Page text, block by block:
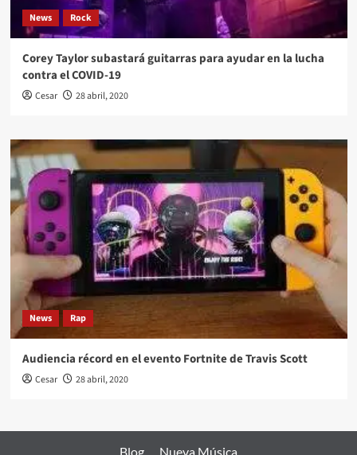
News Rock
Corey Taylor subastará guitarras para ayudar en la lucha
contra el COVID-19
Cesar 28 abril, 2020
News Rap
Audiencia récord en el evento Fortnite de Travis Scott
Cesar 28 abril, 2020
Blog Nueva Música